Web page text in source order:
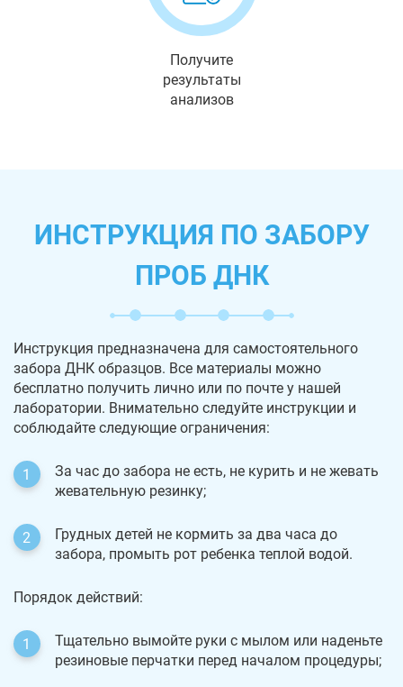
Получите
результаты
анализов
ИНСТРУКЦИЯ ПО ЗАБОРУ
ПРОБ ДНК
Инструкция предназначена для самостоятельного
забора ДНК образцов. Все материалы можно
бесплатно получить лично или по почте у нашей
лаборатории. Внимательно следуйте инструкции и
соблюдайте следующие ограничения:
За час до забора не есть, не курить и не жевать
жевательную резинку;
Грудных детей не кормить за два часа до
забора, промыть рот ребенка теплой водой.
Порядок действий:
Тщательно вымойте руки с мылом или наденьте
резиновые перчатки перед началом процедуры;